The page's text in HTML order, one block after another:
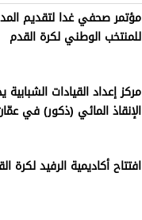
مؤتمر صحفي غدا لتقديم
للمنتخب الوطني لكرة القدم
مركز إعداد القيادات الشبابية
الإنقاذ المائي (ذكور) في
افتتاح أكاديمية الرفيد لكرة